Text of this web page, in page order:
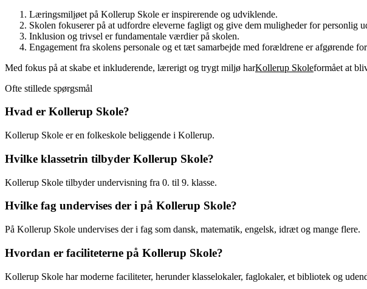
Læringsmiljøet på Kollerup Skole er inspirerende og udviklende.
Skolen fokuserer på at udfordre eleverne fagligt og give dem muligheder for personlig
Inklusion og trivsel er fundamentale værdier på skolen.
Engagement fra skolens personale og et tæt samarbejde med forældrene er afgørende
Med fokus på at skabe et inkluderende, lærerigt og trygt miljø harKollerup Skoleformået at
Ofte stillede spørgsmål
Hvad er Kollerup Skole?
Kollerup Skole er en folkeskole beliggende i Kollerup.
Hvilke klassetrin tilbyder Kollerup Skole?
Kollerup Skole tilbyder undervisning fra 0. til 9. klasse.
Hvilke fag undervises der i på Kollerup Skole?
På Kollerup Skole undervises der i fag som dansk, matematik, engelsk, idræt og mange flere.
Hvordan er faciliteterne på Kollerup Skole?
Kollerup Skole har moderne faciliteter, herunder klasselokaler, faglokaler, et bibliotek og